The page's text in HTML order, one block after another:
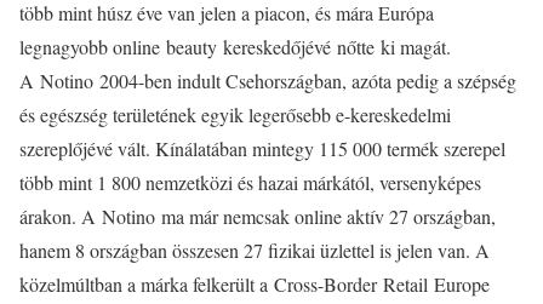
több mint húsz éve van jelen a piacon, és mára Európa
legnagyobb online beauty kereskedőjévé nőtte ki magát.
A Notino 2004-ben indult Csehországban, azóta pedig a szépség
és egészség területének egyik legerősebb e-kereskedelmi
szereplőjévé vált. Kínálatában mintegy 115 000 termék szerepel
több mint 1 800 nemzetközi és hazai márkától, versenyképes
árakon. A Notino ma már nemcsak online aktív 27 országban,
hanem 8 országban összesen 27 fizikai üzlettel is jelen van. A
közelmúltban a márka felkerült a Cross-Border Retail Europe